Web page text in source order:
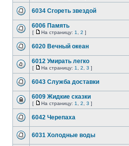
6034 Сгореть звездой
6006 Память
[ На страницу: 1 2 ]
6020 Вечный океан
6012 Умирать легко
[ На страницу: 1 2 3 ]
6043 Служба доставки
6009 Жидкие сказки
[ На страницу: 1 2 3 ]
6042 Черепаха
6031 Холодные воды